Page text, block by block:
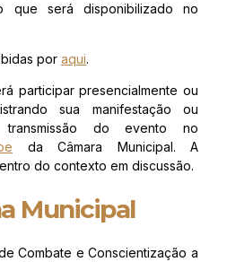
que será disponibilizado no
por aqui.
participar presencialmente ou
sua manifestação ou
do evento no
da Câmara Municipal. A
do contexto em discussão.
Municipal
Combate e Conscientização a